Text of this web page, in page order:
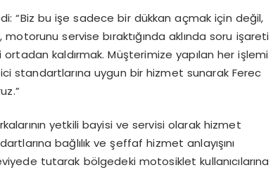
“Biz bu işe sadece bir dükkan açmak için değil,
servise bıraktığında aklında soru işareti
kaldırmak. Müşterimize yapılan her işlemi
standartlarına uygun bir hizmet sunarak Ferec
yetkili bayisi ve servisi olarak hizmet
bağlılık ve şeffaf hizmet anlayışını
tutarak bölgedeki motosiklet kullanıcılarına